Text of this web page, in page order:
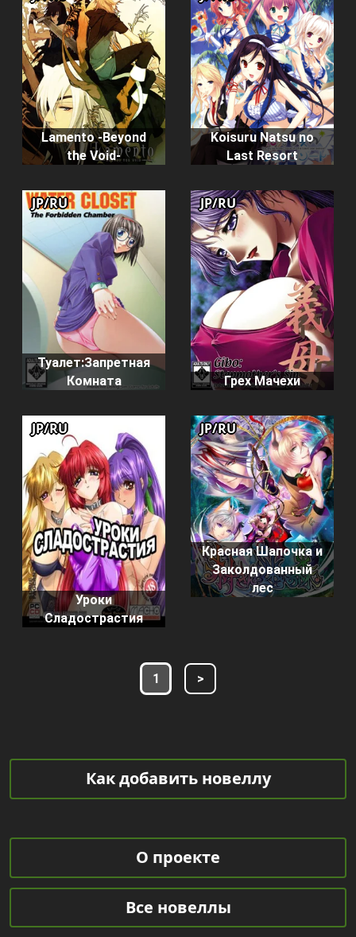
Lamento -Beyond
the Void-
Koisuru Natsu no
Last Resort
Туалет:Запретная
Комната
JP/RU
Грех Мачехи
JP/RU
Уроки
Сладострастия
JP/RU
Красная Шапочка и
Заколдованный
лес
JP/RU
1 >
Как добавить новеллу
О проекте
Все новеллы